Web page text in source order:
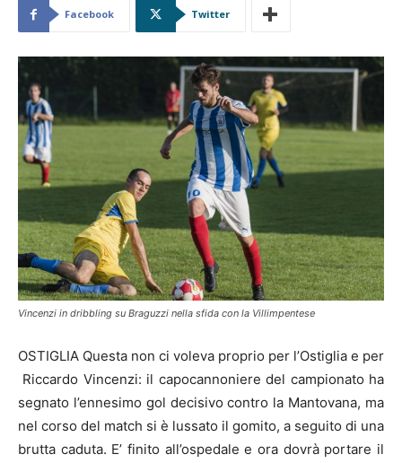
Facebook Twitter
Vincenzi in dribbling su Braguzzi nella sfida con la Villimpentese
OSTIGLIA Questa non ci voleva proprio per l’Ostiglia e per
Riccardo Vincenzi: il capocannoniere del campionato ha
segnato l’ennesimo gol decisivo contro la Mantovana, ma
nel corso del match si è lussato il gomito, a seguito di una
brutta caduta. E’ finito all’ospedale e ora dovrà portare il